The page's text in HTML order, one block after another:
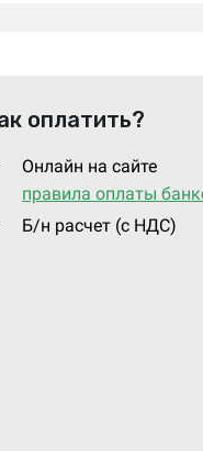
оплатить?
Онлайн на сайте
правила оплаты
Б/н расчет (c НДС)